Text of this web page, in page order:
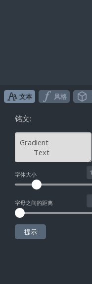
文本 风格
铭文:
字体大小
字母之间的距离
提示